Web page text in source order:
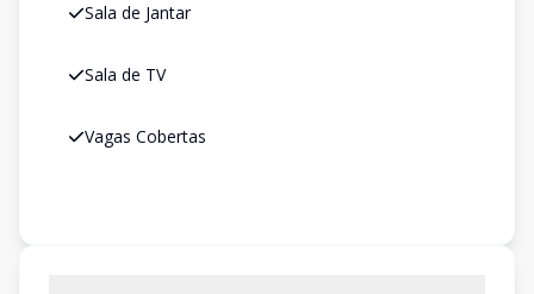
Sala de Jantar
Sala de TV
Vagas Cobertas